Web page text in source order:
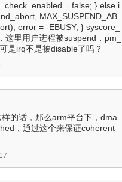
= false; } else i
MAX_SUSPEND_AB
error = -EBUSY; } syscore_
里用户进程被suspend，pm_
是irq不是被disable了吗？
的话，那么arm平台下，dma
，通过这个来保证coherent